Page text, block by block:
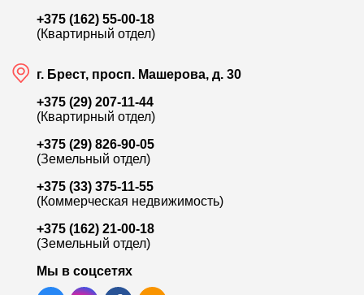
+375 (162) 55-00-18
(Квартирный отдел)
г. Брест, просп. Машерова, д. 30
+375 (29) 207-11-44
(Квартирный отдел)
+375 (29) 826-90-05
(Земельный отдел)
+375 (33) 375-11-55
(Коммерческая недвижимость)
+375 (162) 21-00-18
(Земельный отдел)
Мы в соцсетях